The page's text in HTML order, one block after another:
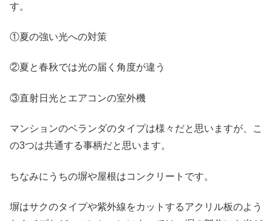
す。
①夏の強い光への対策
②夏と春秋では光の届く角度が違う
③直射日光とエアコンの室外機
マンションのベランダのタイプは様々だと思いますが、こ
の3つは共通する事柄だと思います。
ちなみにうちの塀や屋根はコンクリートです。
塀はサクのタイプや紫外線をカットするアクリル板のよう